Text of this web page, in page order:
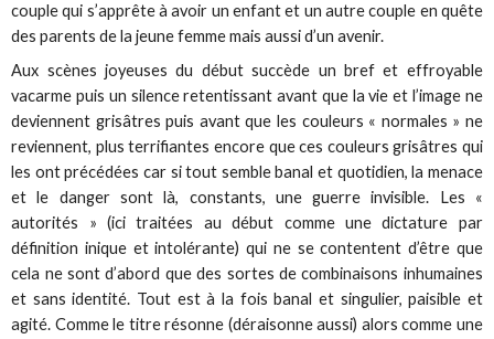
couple qui s’apprête à avoir un enfant et un autre couple en quête
des parents de la jeune femme mais aussi d’un avenir.
Aux scènes joyeuses du début succède un bref et effroyable
vacarme puis un silence retentissant avant que la vie et l’image ne
deviennent grisâtres puis avant que les couleurs « normales » ne
reviennent, plus terrifiantes encore que ces couleurs grisâtres qui
les ont précédées car si tout semble banal et quotidien, la menace
et le danger sont là, constants, une guerre invisible. Les «
autorités » (ici traitées au début comme une dictature par
définition inique et intolérante) qui ne se contentent d’être que
cela ne sont d’abord que des sortes de combinaisons inhumaines
et sans identité. Tout est à la fois banal et singulier, paisible et
agité. Comme le titre résonne (déraisonne aussi) alors comme une